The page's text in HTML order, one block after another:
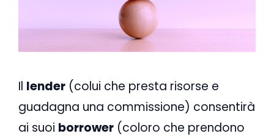
Il lender (colui che presta risorse e
guadagna una commissione) consentirà
ai suoi borrower (coloro che prendono